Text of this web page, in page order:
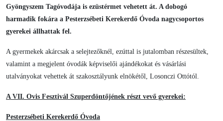
Gyöngyszem Tagóvodája is ezüstérmet vehetett át. A dobogó
harmadik fokára a Pesterzsébeti Kerekerdő Óvoda nagycsoportos
gyerekei állhattak fel.
A gyermekek akárcsak a selejtezőknél, ezúttal is jutalomban részesültek,
valamint a megjelent óvodák képviselői ajándékokat és vásárlási
utalványokat vehettek át szakosztályunk elnökétől, Losonczi Ottótól.
A VII. Ovis Fesztivál Szuperdöntőjének részt vevő gyerekei:
Pesterzsébeti Kerekerdő Óvoda